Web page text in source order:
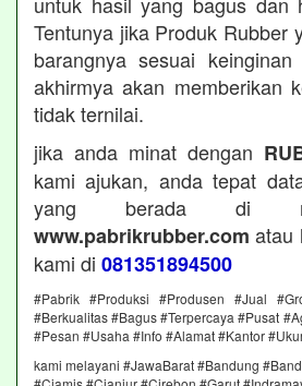
Tentunya jika Produk Rubber
barangnya sesuai
akhirmya akan memberikan
tidak ternilai.
jika anda minat dengan
kami ajukan, anda tepat
yang berada di
www.pabrikrubber.com atau
kami di 081351894500
#Pabrik #Produksi #Produsen #Jual
#Berkualitas #Bagus #Terpercaya #Pusat
#Pesan #Usaha #Info #Alamat #Kantor
kami melayani #JawaBarat #Bandung